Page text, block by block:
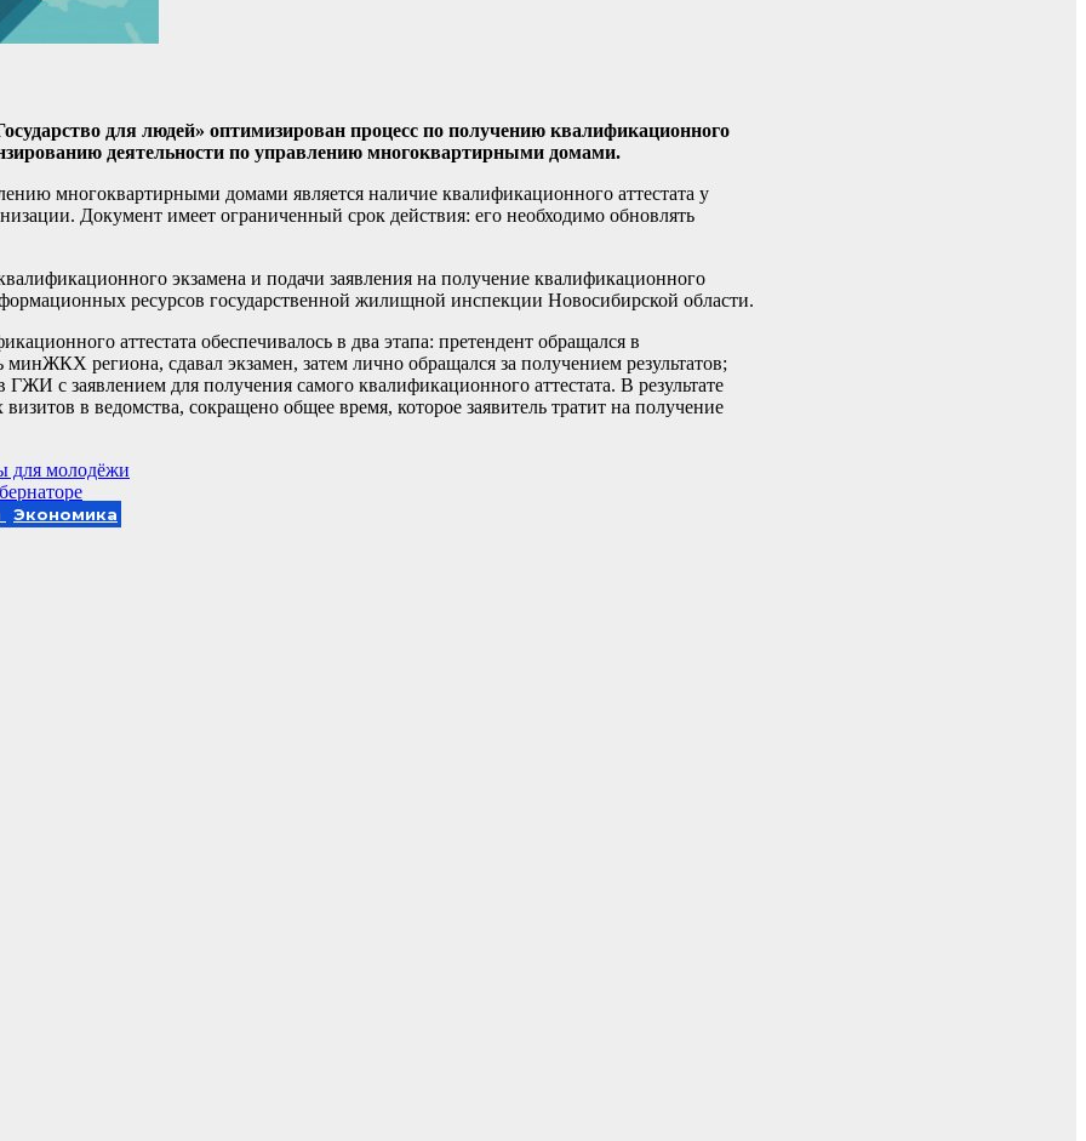
для людей» оптимизирован процесс по получению квалификационного
деятельности по управлению многоквартирными домами.
многоквартирными домами является наличие квалификационного аттестата у
Документ имеет ограниченный срок действия: его необходимо обновлять
экзамена и подачи заявления на получение квалификационного
ресурсов государственной жилищной инспекции Новосибирской области.
аттестата обеспечивалось в два этапа: претендент обращался в
региона, сдавал экзамен, затем лично обращался за получением результатов;
с заявлением для получения самого квалификационного аттестата. В результате
в ведомства, сокращено общее время, которое заявитель тратит на получение
для молодёжи
Экономика